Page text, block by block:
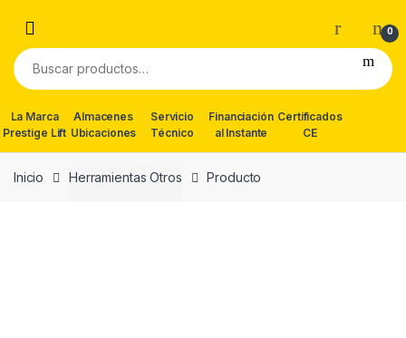
navigation
content
0
Buscar
por:
La Marca
Prestige Lift
Almacenes
Ubicaciones
Servicio
Técnico
Financiación
al Instante
Certificados
CE
Inicio Herramientas Otros Producto